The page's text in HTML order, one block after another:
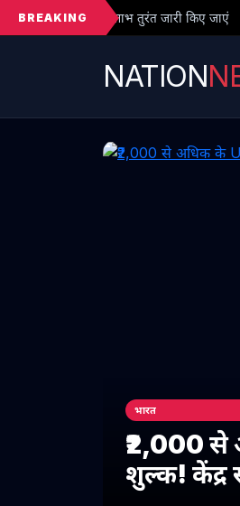
BREAKING
जारी किए जाएं ● फर्जी PhD
NATION
भारत
₹2,000 से
शुल्क! केंद्र